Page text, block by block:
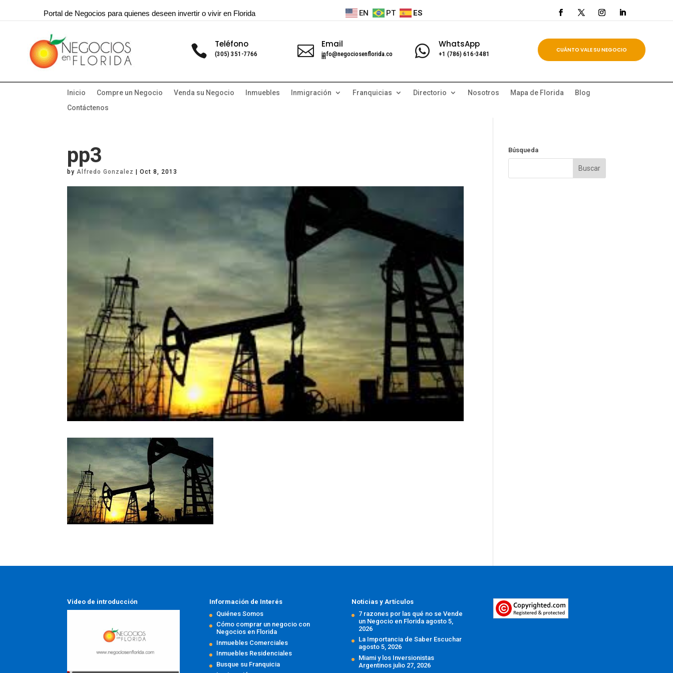
Portal de Negocios para quienes deseen invertir o vivir en Florida EN PT ES
 Teléfono
(305) 351-7766  Email
info@negociosenflorida.co
m  WhatsApp
+1 (786) 616-3481
CUÁNTO VALE SU NEGOCIO
Inicio Compre un Negocio Venda su Negocio Inmuebles Inmigración Franquicias Directorio Nosotros Mapa de Florida
Blog
Contáctenos
pp3
byAlfredo Gonzalez |Oct 8, 2013
Búsqueda
Video de introducción
Información de Interés
Quiénes Somos
Cómo comprar un negocio con
Negocios en Florida
Inmuebles Comerciales
Inmuebles Residenciales
Busque su Franquicia
Noticias y Artículos
7 razones por las qué no se Vende
un Negocio en Florida agosto 5,
2026
La Importancia de Saber Escuchar
agosto 5, 2026
Miami y los Inversionistas
Argentinos julio 27, 2026